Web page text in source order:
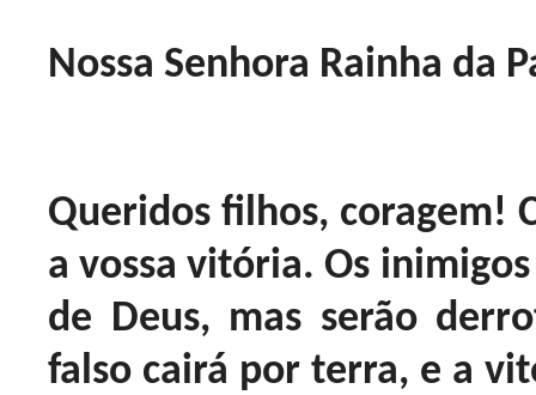
Nossa Senhora Rainha da
Queridos filhos, coragem!
a vossa vitória. Os
de Deus, mas serão
falso cairá por terra, e a